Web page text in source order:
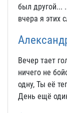
был другой...
вчера я этих
Вечер тает
ничего не
одну, Ты её
День ещё